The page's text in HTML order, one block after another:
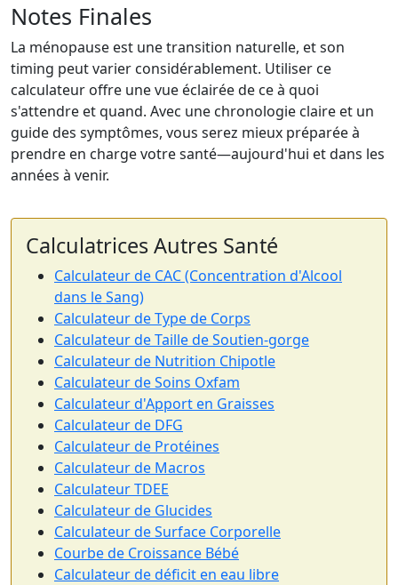
Notes Finales
La ménopause est une transition naturelle, et son
timing peut varier considérablement. Utiliser ce
calculateur offre une vue éclairée de ce à quoi
s'attendre et quand. Avec une chronologie claire et un
guide des symptômes, vous serez mieux préparée à
prendre en charge votre santé—aujourd'hui et dans les
années à venir.
Calculatrices Autres Santé
Calculateur de CAC (Concentration d'Alcool
dans le Sang)
Calculateur de Type de Corps
Calculateur de Taille de Soutien-gorge
Calculateur de Nutrition Chipotle
Calculateur de Soins Oxfam
Calculateur d'Apport en Graisses
Calculateur de DFG
Calculateur de Protéines
Calculateur de Macros
Calculateur TDEE
Calculateur de Glucides
Calculateur de Surface Corporelle
Courbe de Croissance Bébé
Calculateur de déficit en eau libre